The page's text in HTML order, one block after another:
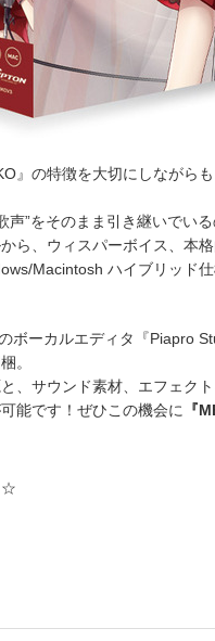
』の特徴を大切にしながら
声”をそのまま引き継いでい
ら、ウィスパーボイス、本
Macintosh ハイブリッド仕
ボーカルエディタ『Piapro
。
、サウンド素材、エフェク
能です！ぜひこの機会に
『
☆